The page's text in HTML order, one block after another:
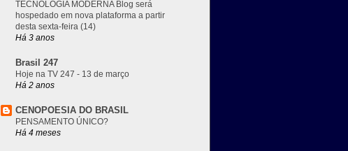
TECNOLOGIA MODERNA Blog será
hospedado em nova plataforma a partir
desta sexta-feira (14)
Há 3 anos
Brasil 247
Hoje na TV 247 - 13 de março
Há 2 anos
CENOPOESIA DO BRASIL
PENSAMENTO ÚNICO?
Há 4 meses